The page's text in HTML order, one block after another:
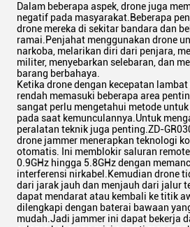
Dalam beberapa aspek, drone juga
negatif pada masyarakat.Beberapa
drone mereka di sekitar bandara dan
ramai.Penjahat menggunakan drone
narkoba, melarikan diri dari penjara,
militer, menyebarkan selebaran, dan
barang berbahaya.
Ketika drone dengan kecepatan
rendah memasuki beberapa area
sangat perlu mengetahui metode
pada saat kemunculannya.Untuk
peralatan teknik juga penting.ZD-
drone jammer menerapkan teknologi
otomatis. Ini memblokir saluran
0.9GHz hingga 5.8GHz dengan
interferensi nirkabel.Kemudian drone
dari jarak jauh dan menjauh dari jalur
dapat mendarat atau kembali ke titik
dilengkapi dengan baterai bawaan
mudah.Jadi jammer ini dapat bekerja